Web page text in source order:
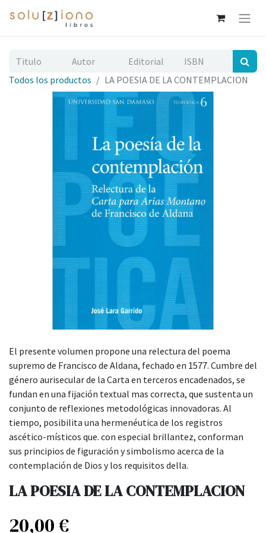
Todos los productos LA POESIA DE LA CONTEMPLACION
El presente volumen propone una relectura del poema
supremo de Francisco de Aldana, fechado en 1577. Cumbre del
género aurisecular de la Carta en terceros encadenados, se
fundan en una fijación textual mas correcta, que sustenta un
conjunto de reflexiones metodológicas innovadoras. Al
tiempo, posibilita una hermenéutica de los registros
ascético-místicos que. con especial brillantez, conforman
sus principios de figuración y simbolismo acerca de la
contemplación de Dios y los requisitos della.
LA POESIA DE LA CONTEMPLACION
20,00€